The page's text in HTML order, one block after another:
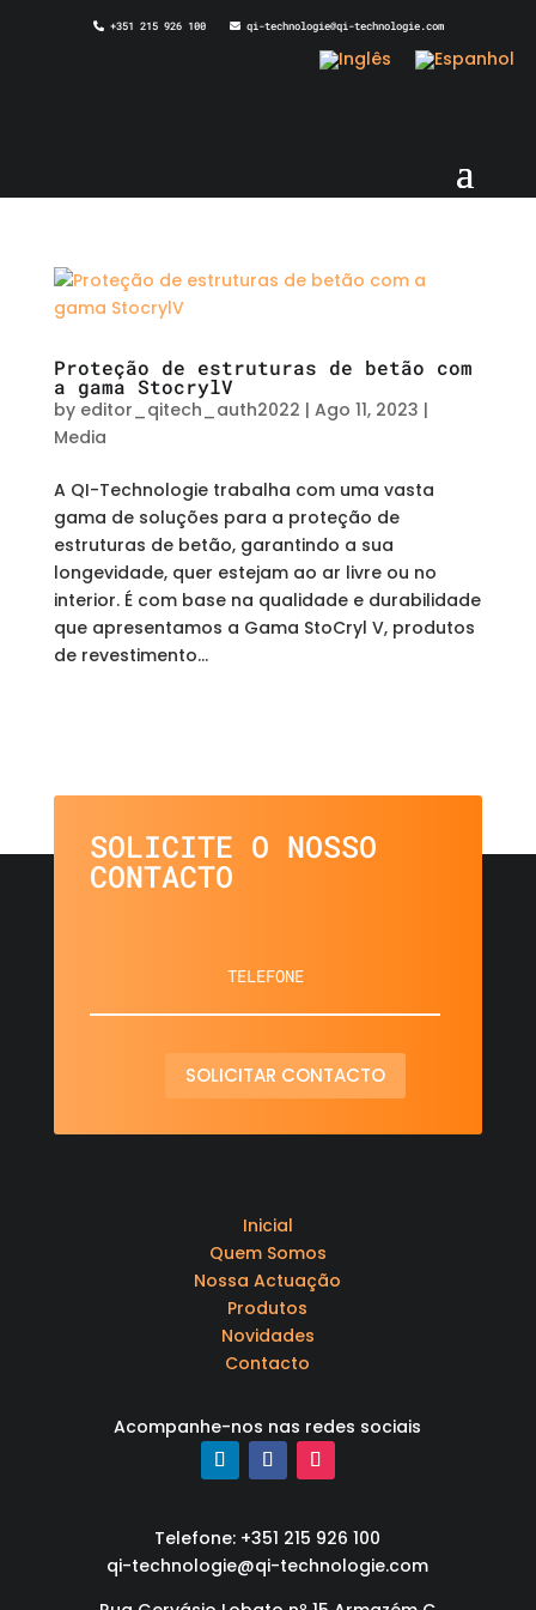
+351 215 926 100 qi-technologie@qi-technologie.com
Proteção de estruturas de betão com
a gama StocrylV
by editor_qitech_auth2022 | Ago 11, 2023 |
Media
A QI-Technologie trabalha com uma vasta
gama de soluções para a proteção de
estruturas de betão, garantindo a sua
longevidade, quer estejam ao ar livre ou no
interior. É com base na qualidade e durabilidade
que apresentamos a Gama StoCryl V, produtos
de revestimento...
SOLICITE O NOSSO
CONTACTO
SOLICITAR CONTACTO
Inicial
Quem Somos
Nossa Actuação
Produtos
Novidades
Contacto
Acompanhe-nos nas redes sociais
Telefone: +351 215 926 100
qi-technologie@qi-technologie.com